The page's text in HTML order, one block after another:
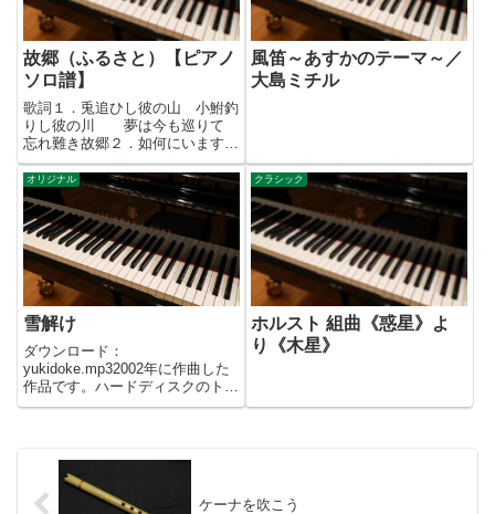
故郷（ふるさと）【ピアノ
ソロ譜】
歌詞１．兎追ひし彼の山 小鮒釣
りし彼の川 夢は今も巡りて
忘れ難き故郷２．如何にいます父
母 つつが無しや友がき 雨に
風につけても 思ひ出づる故郷
３．志を果たして いつの日にか
帰らん 山は青き故郷 水は清
き故郷
風笛～あすかのテーマ～／
大島ミチル
オリジナル
雪解け
ダウンロード：
yukidoke.mp32002年に作曲した
作品です。ハードディスクのトラ
ブルでMIDIデータが吹っ飛んで
浴びて雪も融け、小川となって流
れる様子をイメージしました。
最...
クラシック
ホルスト 組曲《惑星》よ
り《木星》
ケーナを吹こう